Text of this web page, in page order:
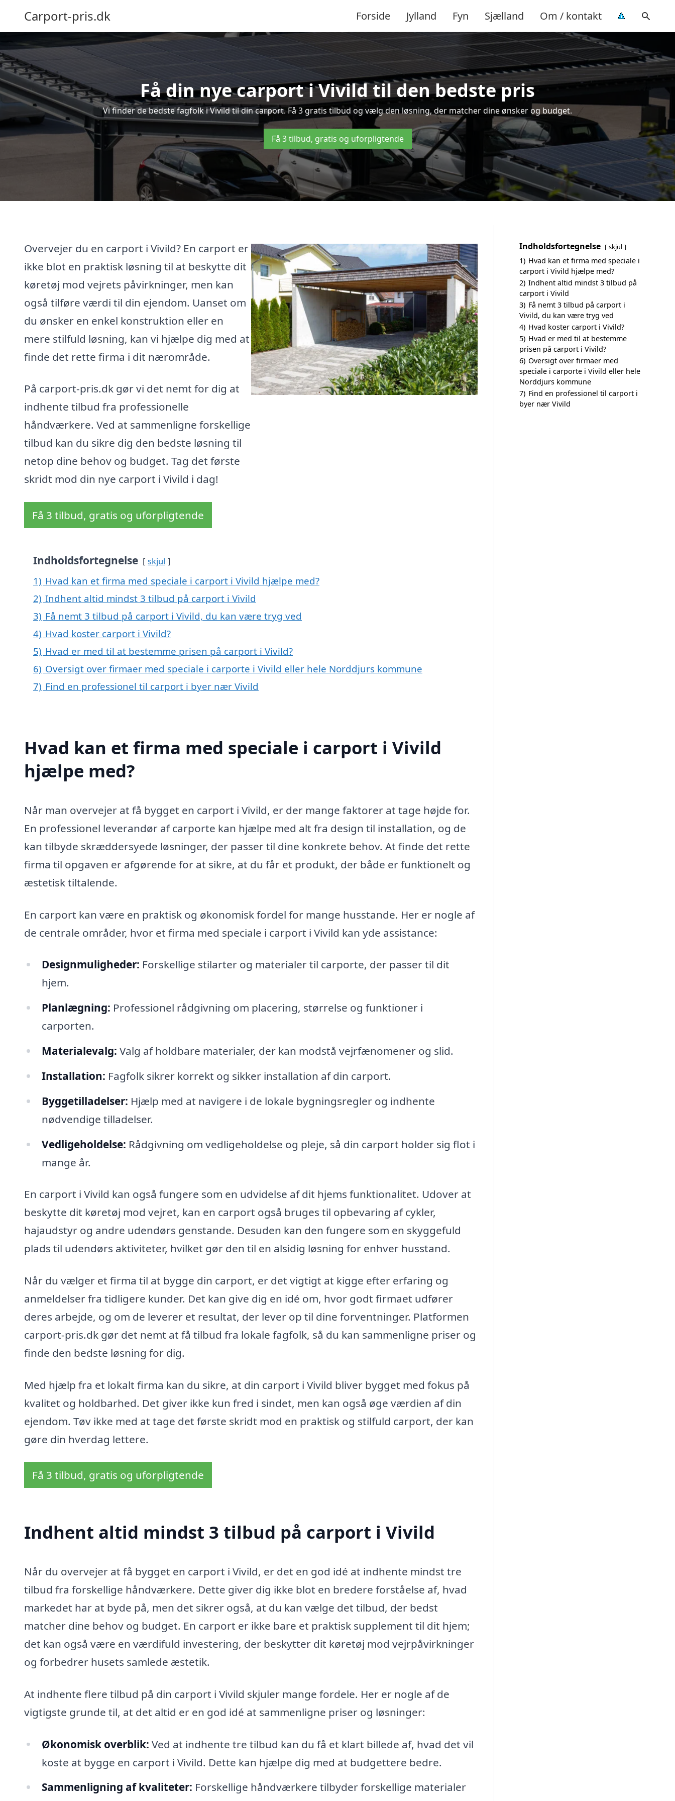
Carport-pris.dk Forside Jylland Fyn Sjælland Om / kontakt
Få din nye carport i Vivild til den bedste pris
Vi finder de bedste fagfolk i Vivild til din carport. Få 3 gratis tilbud og vælg den løsning, der matcher dine ønsker og budget.
Få 3 tilbud, gratis og uforpligtende
Overvejer du en carport i Vivild? En carport er
ikke blot en praktisk løsning til at beskytte dit
køretøj mod vejrets påvirkninger, men kan
også tilføre værdi til din ejendom. Uanset om
du ønsker en enkel konstruktion eller en
mere stilfuld løsning, kan vi hjælpe dig med at
finde det rette firma i dit nærområde.
På carport-pris.dk gør vi det nemt for dig at
indhente tilbud fra professionelle
håndværkere. Ved at sammenligne forskellige
tilbud kan du sikre dig den bedste løsning til
netop dine behov og budget. Tag det første
skridt mod din nye carport i Vivild i dag!
Få 3 tilbud, gratis og uforpligtende
Indholdsfortegnelse skjul
1) Hvad kan et firma med speciale i carport i Vivild hjælpe med?
2) Indhent altid mindst 3 tilbud på carport i Vivild
3) Få nemt 3 tilbud på carport i Vivild, du kan være tryg ved
4) Hvad koster carport i Vivild?
5) Hvad er med til at bestemme prisen på carport i Vivild?
6) Oversigt over firmaer med speciale i carporte i Vivild eller hele Norddjurs kommune
7) Find en professionel til carport i byer nær Vivild
Hvad kan et firma med speciale i carport i Vivild
hjælpe med?
Når man overvejer at få bygget en carport i Vivild, er der mange faktorer at tage højde for.
En professionel leverandør af carporte kan hjælpe med alt fra design til installation, og de
kan tilbyde skræddersyede løsninger, der passer til dine konkrete behov. At finde det rette
firma til opgaven er afgørende for at sikre, at du får et produkt, der både er funktionelt og
æstetisk tiltalende.
En carport kan være en praktisk og økonomisk fordel for mange husstande. Her er nogle af
de centrale områder, hvor et firma med speciale i carport i Vivild kan yde assistance:
Designmuligheder: Forskellige stilarter og materialer til carporte, der passer til dit
hjem.
Planlægning: Professionel rådgivning om placering, størrelse og funktioner i
carporten.
Materialevalg: Valg af holdbare materialer, der kan modstå vejrfænomener og slid.
Installation: Fagfolk sikrer korrekt og sikker installation af din carport.
Byggetilladelser: Hjælp med at navigere i de lokale bygningsregler og indhente
nødvendige tilladelser.
Vedligeholdelse: Rådgivning om vedligeholdelse og pleje, så din carport holder sig flot i
mange år.
En carport i Vivild kan også fungere som en udvidelse af dit hjems funktionalitet. Udover at
beskytte dit køretøj mod vejret, kan en carport også bruges til opbevaring af cykler,
hajaudstyr og andre udendørs genstande. Desuden kan den fungere som en skyggefuld
plads til udendørs aktiviteter, hvilket gør den til en alsidig løsning for enhver husstand.
Når du vælger et firma til at bygge din carport, er det vigtigt at kigge efter erfaring og
anmeldelser fra tidligere kunder. Det kan give dig en idé om, hvor godt firmaet udfører
deres arbejde, og om de leverer et resultat, der lever op til dine forventninger. Platformen
carport-pris.dk gør det nemt at få tilbud fra lokale fagfolk, så du kan sammenligne priser og
finde den bedste løsning for dig.
Med hjælp fra et lokalt firma kan du sikre, at din carport i Vivild bliver bygget med fokus på
kvalitet og holdbarhed. Det giver ikke kun fred i sindet, men kan også øge værdien af din
ejendom. Tøv ikke med at tage det første skridt mod en praktisk og stilfuld carport, der kan
gøre din hverdag lettere.
Få 3 tilbud, gratis og uforpligtende
Indhent altid mindst 3 tilbud på carport i Vivild
Når du overvejer at få bygget en carport i Vivild, er det en god idé at indhente mindst tre
tilbud fra forskellige håndværkere. Dette giver dig ikke blot en bredere forståelse af, hvad
markedet har at byde på, men det sikrer også, at du kan vælge det tilbud, der bedst
matcher dine behov og budget. En carport er ikke bare et praktisk supplement til dit hjem;
det kan også være en værdifuld investering, der beskytter dit køretøj mod vejrpåvirkninger
og forbedrer husets samlede æstetik.
At indhente flere tilbud på din carport i Vivild skjuler mange fordele. Her er nogle af de
vigtigste grunde til, at det altid er en god idé at sammenligne priser og løsninger:
Økonomisk overblik: Ved at indhente tre tilbud kan du få et klart billede af, hvad det vil
koste at bygge en carport i Vivild. Dette kan hjælpe dig med at budgettere bedre.
Sammenligning af kvaliteter: Forskellige håndværkere tilbyder forskellige materialer
Indholdsfortegnelse skjul
1) Hvad kan et firma med speciale i
carport i Vivild hjælpe med?
2) Indhent altid mindst 3 tilbud på
carport i Vivild
3) Få nemt 3 tilbud på carport i
Vivild, du kan være tryg ved
4) Hvad koster carport i Vivild?
5) Hvad er med til at bestemme
prisen på carport i Vivild?
6) Oversigt over firmaer med
speciale i carporte i Vivild eller hele
Norddjurs kommune
7) Find en professionel til carport i
byer nær Vivild